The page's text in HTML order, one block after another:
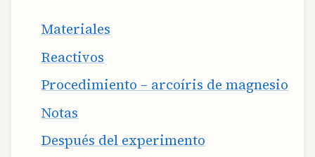
Materiales
Reactivos
Procedimiento – arcoíris de magnesio
Notas
Después del experimento